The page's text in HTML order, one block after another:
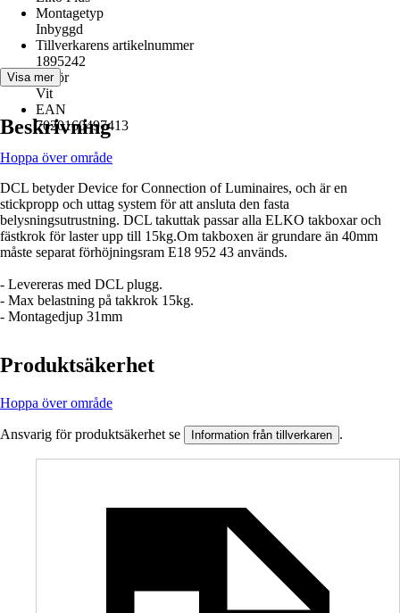
Montagetyp
Inbyggd
Tillverkarens artikelnummer
1895242
Kulör
Vit
EAN
7020160497413
Visa mer
Beskrivning
Hoppa över område
DCL betyder Device for Connection of Luminaires, och är en
stickpropp och uttag system för att ansluta den fasta
belysningsutrustning. DCL takuttak passar alla ELKO takboxar och
fästkrok för laster upp till 15kg.Om takboxen är grundare än 40mm
måste separat förhöjningsram E18 952 43 används.
- Levereras med DCL plugg.
- Max belastning på takkrok 15kg.
- Montagedjup 31mm
Produktsäkerhet
Hoppa över område
Ansvarig för produktsäkerhet se Information från tillverkaren .